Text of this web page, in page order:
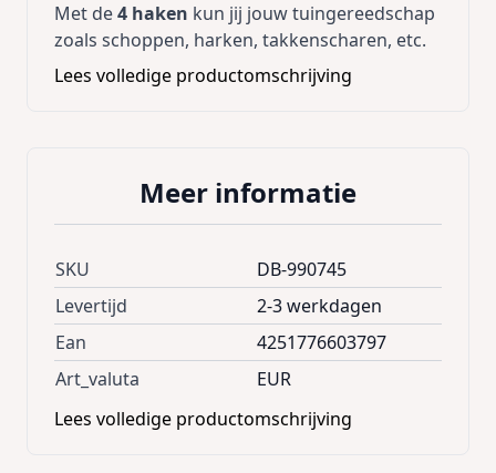
Met de4 haken kun jij jouw tuingereedschap
zoals schoppen, harken, takkenscharen, etc.
gemakkelijk ophangen met een
draagvermogen tot 15 kg.
Incl. geleiderail
14.65 m³ inhoud
8 m² kameroppervlak
Hoek beschermers
4 Ventilatie gaten
Frame kit voor vloer installatie
Lees volledige productomschrijving
Meer informatie
SKU
DB-990745
Levertijd
2-3 werkdagen
Ean
4251776603797
Art_valuta
EUR
Lees volledige productomschrijving